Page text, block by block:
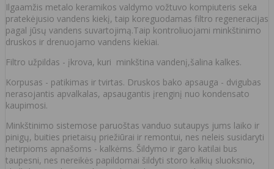
Ilgaamžis metalo keramikos valdymo vožtuvo kompiuteris seka
pratekėjusio vandens kiekį, taip koreguodamas filtro regeneracijas
pagal jūsų vandens suvartojimą.Taip kontroliuojami minkštinimo
druskos ir drenuojamo vandens kiekiai.
Filtro užpildas - įkrova, kuri minkština vandenį,šalina kalkes.
Korpusas - patikimas ir tvirtas. Druskos bako apsauga - dvigubas
nerasojantis apvalkalas, apsaugantis įrenginį nuo kondensato
kaupimosi.
Minkštinimo sistemose paruoštas vanduo sutaupys jums laiko ir
pinigų, buities prietaisų priežiūrai ir remontui, nes neleis susidaryti
netirpioms apnašoms - kalkėms. Šildymo ir garo katilai bus
taupesni, nes nereikės papildomai šildyti storo kalkių sluoksnio,